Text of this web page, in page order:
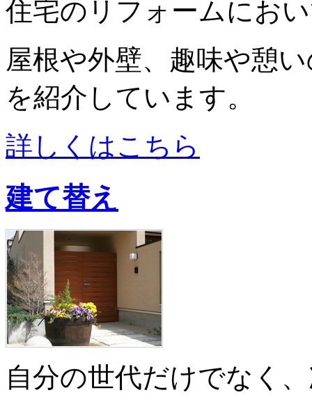
住宅のリフォームにお
屋根や外壁、趣味や憩
を紹介しています。
詳しくはこちら
建て替え
自分の世代だけでなく